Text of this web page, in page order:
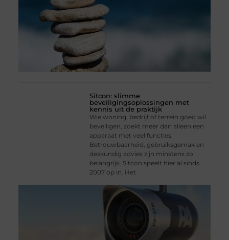
Sitcon: slimme
beveiligingsoplossingen met
kennis uit de praktijk
Wie woning, bedrijf of terrein goed wil
beveiligen, zoekt meer dan alleen een
apparaat met veel functies.
Betrouwbaarheid, gebruiksgemak en
deskundig advies zijn minstens zo
belangrijk. Sitcon speelt hier al sinds
2007 op in. Het